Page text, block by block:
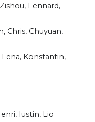
Lennard,
Chris, Chuyuan,
Konstantin,
Iustin, Lio